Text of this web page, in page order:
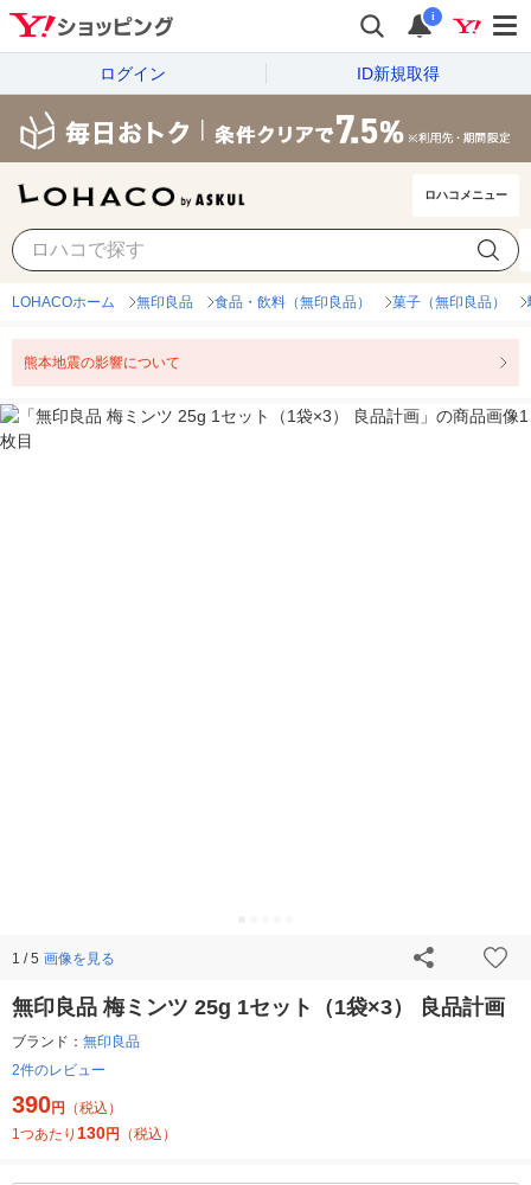
i
ログイン ID新規取得
ロハコメニュー
LOHACOホーム 無印良品 食品・飲料（無印良品） 菓子（無印良品）
熊本地震の影響について
1 / 5 画像を見る
無印良品 梅ミンツ 25g 1セット（1袋×3） 良品計画
ブランド： 無印良品
2件のレビュー
390円
（税込）
1つあたり 130円 （税込）